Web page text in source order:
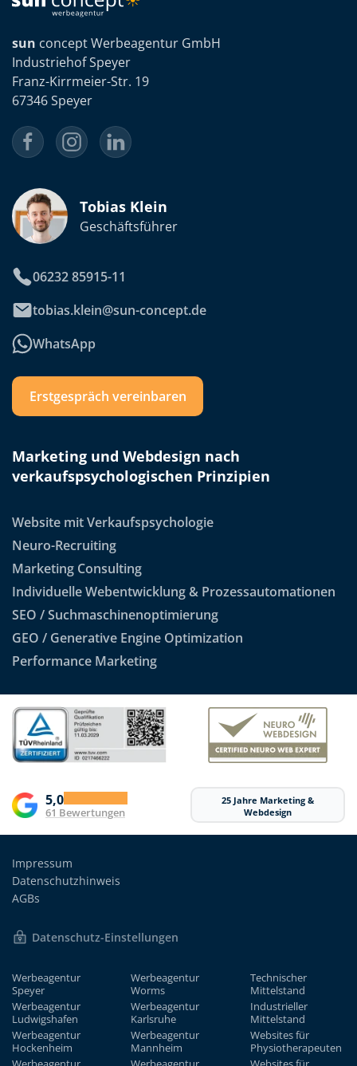
sun concept Werbeagentur GmbH
Industriehof Speyer
Franz-Kirrmeier-Str. 19
67346 Speyer
Tobias Klein
Geschäftsführer
06232 85915-11
tobias.klein@sun-concept.de
WhatsApp
Erstgespräch vereinbaren
Marketing und Webdesign nach
verkaufspsychologischen Prinzipien
Website mit Verkaufspsychologie
Neuro-Recruiting
Marketing Consulting
Individuelle Webentwicklung & Prozessautomationen
SEO / Suchmaschinenoptimierung
GEO / Generative Engine Optimization
Performance Marketing
5,0
61 Bewertungen
25 Jahre Marketing &
Webdesign
Impressum
Datenschutzhinweis
AGBs
Datenschutz-Einstellungen
Werbeagentur
Speyer
Werbeagentur
Ludwigshafen
Werbeagentur
Hockenheim
Werbeagentur
Worms
Werbeagentur
Karlsruhe
Werbeagentur
Mannheim
Technischer
Mittelstand
Industrieller
Mittelstand
Websites für
Physiotherapeuten